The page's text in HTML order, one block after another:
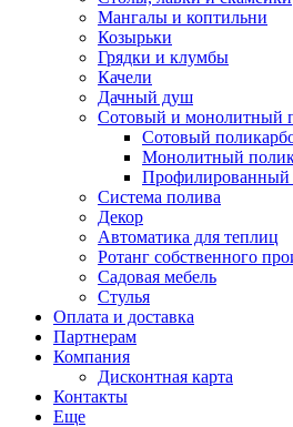
Мангалы и коптильни
Козырьки
Грядки и клумбы
Качели
Дачный душ
Сотовый и монолитный
Сотовый
Монолитный
Профилированный
Система полива
Декор
Автоматика для теплиц
Ротанг собственного
Садовая мебель
Стулья
Оплата и доставка
Партнерам
Компания
Дисконтная карта
Контакты
Еще